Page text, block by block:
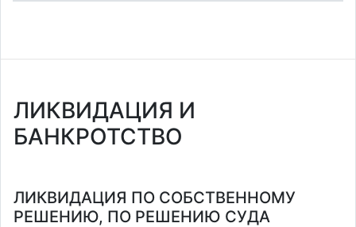
ЛИКВИДАЦИЯ И
БАНКРОТСТВО
ЛИКВИДАЦИЯ ПО СОБСТВЕННОМУ
РЕШЕНИЮ, ПО РЕШЕНИЮ СУДА